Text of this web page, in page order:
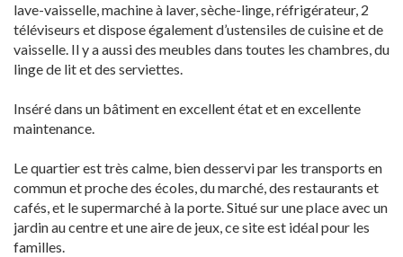
lave-vaisselle, machine à laver, sèche-linge, réfrigérateur, 2
téléviseurs et dispose également d’ustensiles de cuisine et de
vaisselle. Il y a aussi des meubles dans toutes les chambres, du
linge de lit et des serviettes.
Inséré dans un bâtiment en excellent état et en excellente
maintenance.
Le quartier est très calme, bien desservi par les transports en
commun et proche des écoles, du marché, des restaurants et
cafés, et le supermarché à la porte. Situé sur une place avec un
jardin au centre et une aire de jeux, ce site est idéal pour les
familles.